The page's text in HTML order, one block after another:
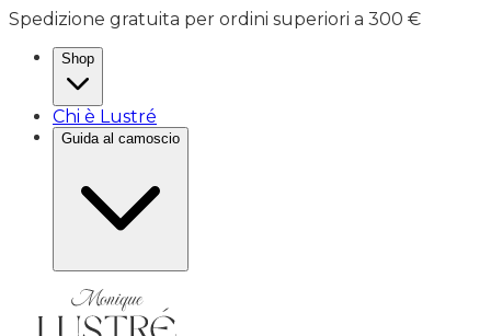
Spedizione gratuita per ordini superiori a 300 €
Shop
Chi è Lustré
Guida al camoscio